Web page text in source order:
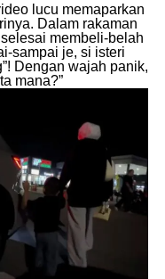
lucu memaparkan
Dalam rakaman
membeli-belah
sampai je, si isteri
Dengan wajah panik,
mana?”